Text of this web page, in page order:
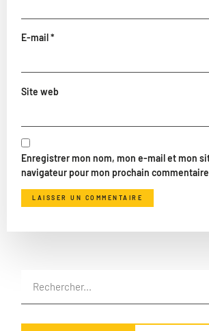
E-mail*
Site web
Enregistrer mon nom, mon e-mail et mon
navigateur pour mon prochain